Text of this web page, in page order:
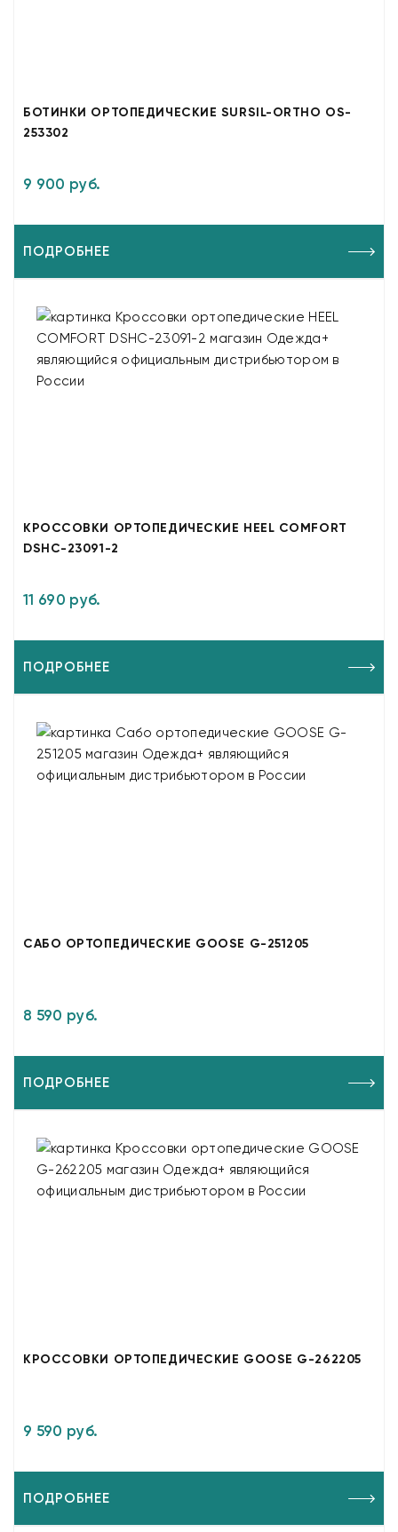
БОТИНКИ ОРТОПЕДИЧЕСКИЕ SURSIL-ORTHO OS-
253302
9 900 руб.
ПОДРОБНЕЕ
КРОССОВКИ ОРТОПЕДИЧЕСКИЕ HEEL COMFORT
DSHC-23091-2
11 690 руб.
ПОДРОБНЕЕ
САБО ОРТОПЕДИЧЕСКИЕ GOOSE G-251205
8 590 руб.
ПОДРОБНЕЕ
КРОССОВКИ ОРТОПЕДИЧЕСКИЕ GOOSE G-262205
9 590 руб.
ПОДРОБНЕЕ